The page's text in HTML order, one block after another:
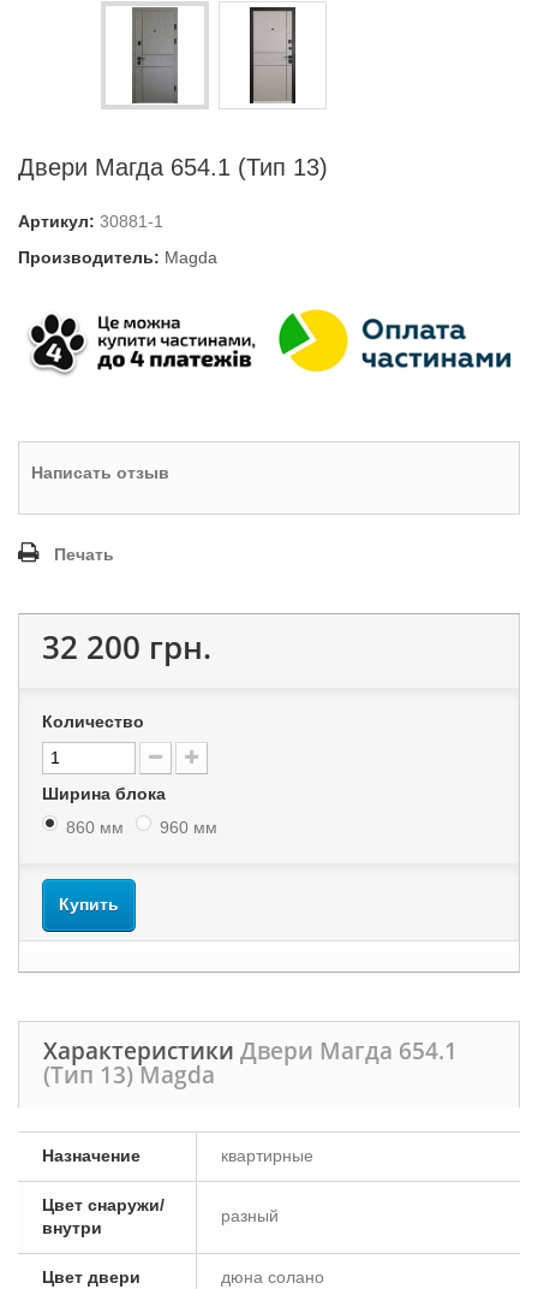
Двери Магда 654.1 (Тип 13)
Артикул: 30881-1
Производитель: Magda
Написать отзыв
Печать
32 200 грн.
Количество
Ширина блока
860 мм
960 мм
Купить
Характеристики Двери Магда 654.1
(Тип 13) Magda
Назначение квартирные
Цвет снаружи/
внутри
разный
Цвет двери дюна солано